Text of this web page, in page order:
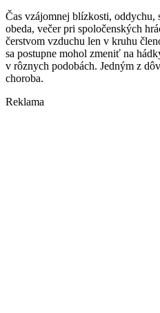
Čas vzájomnej blízkosti,
obeda, večer pri spoločenských
čerstvom vzduchu len v kruhu
sa postupne mohol zmeniť na
v rôznych podobách. Jedným z
choroba.
Reklama